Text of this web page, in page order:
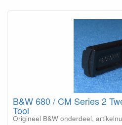
B&W 680 / CM Series 2
Tool
Origineel B&W onderdeel,